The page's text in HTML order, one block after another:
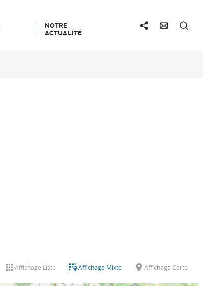
NOTRE
ACTUALITÉ
Affichage Liste Affichage Mixte Affichage Carte